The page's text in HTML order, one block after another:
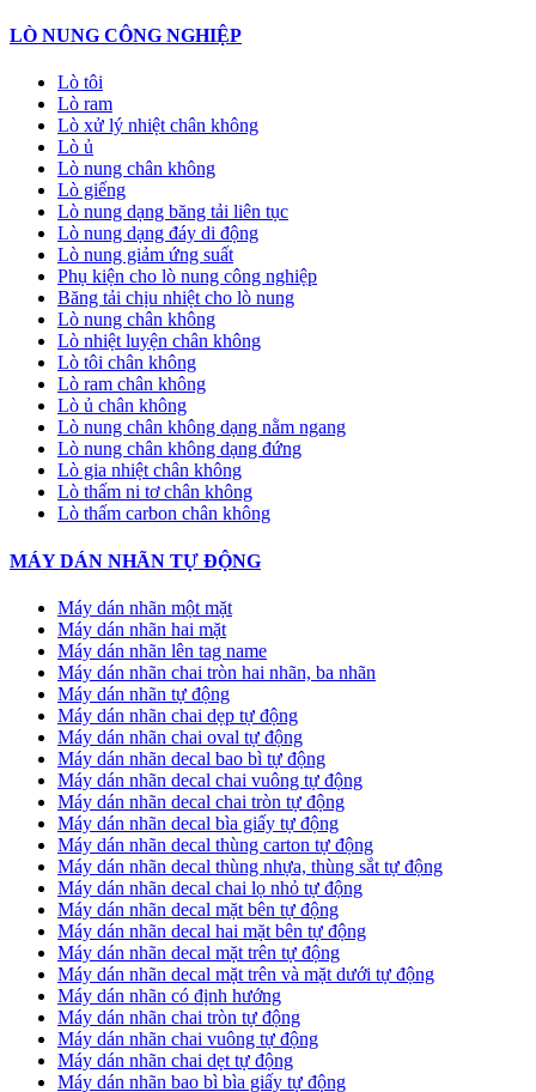
LÒ NUNG CÔNG NGHIỆP
Lò tôi
Lò ram
Lò xử lý nhiệt chân không
Lò ủ
Lò nung chân không
Lò giếng
Lò nung dạng băng tải liên tục
Lò nung dạng đáy di động
Lò nung giảm ứng suất
Phụ kiện cho lò nung công nghiệp
Băng tải chịu nhiệt cho lò nung
Lò nung chân không
Lò nhiệt luyện chân không
Lò tôi chân không
Lò ram chân không
Lò ủ chân không
Lò nung chân không dạng nằm ngang
Lò nung chân không dạng đứng
Lò gia nhiệt chân không
Lò thấm ni tơ chân không
Lò thấm carbon chân không
MÁY DÁN NHÃN TỰ ĐỘNG
Máy dán nhãn một mặt
Máy dán nhãn hai mặt
Máy dán nhãn lên tag name
Máy dán nhãn chai tròn hai nhãn, ba nhãn
Máy dán nhãn tự động
Máy dán nhãn chai dẹp tự động
Máy dán nhãn chai oval tự động
Máy dán nhãn decal bao bì tự động
Máy dán nhãn decal chai vuông tự động
Máy dán nhãn decal chai tròn tự động
Máy dán nhãn decal bìa giấy tự động
Máy dán nhãn decal thùng carton tự động
Máy dán nhãn decal thùng nhựa, thùng sắt tự động
Máy dán nhãn decal chai lọ nhỏ tự động
Máy dán nhãn decal mặt bên tự động
Máy dán nhãn decal hai mặt bên tự động
Máy dán nhãn decal mặt trên tự động
Máy dán nhãn decal mặt trên và mặt dưới tự động
Máy dán nhãn có định hướng
Máy dán nhãn chai tròn tự động
​Máy dán nhãn chai vuông tự động
​Máy dán nhãn chai dẹt tự động
​Máy dán nhãn bao bì bìa giấy tự động